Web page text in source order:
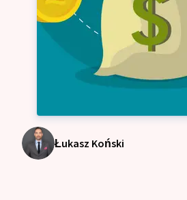
Łukasz Koński